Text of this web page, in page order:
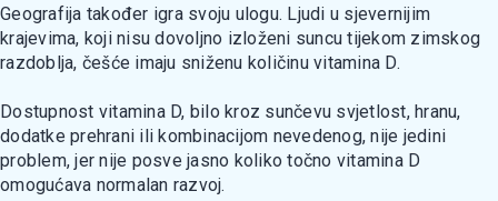
Geografija također igra svoju ulogu. Ljudi u sjevernijim
krajevima, koji nisu dovoljno izloženi suncu tijekom zimskog
razdoblja, češće imaju sniženu količinu vitamina D.
Dostupnost vitamina D, bilo kroz sunčevu svjetlost, hranu,
dodatke prehrani ili kombinacijom nevedenog, nije jedini
problem, jer nije posve jasno koliko točno vitamina D
omogućava normalan razvoj.